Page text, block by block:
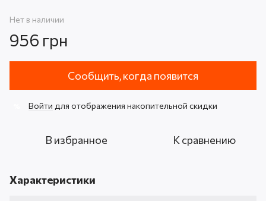
Нет в наличии
956 грн
Сообщить, когда появится
Войти для отображения накопительной скидки
В избранное К сравнению
Характеристики